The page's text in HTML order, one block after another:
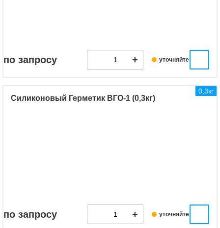
уточняйте
по запросу
Силиконовый Герметик ВГО-1 (0,3кг)
уточняйте
0,3кг
по запросу